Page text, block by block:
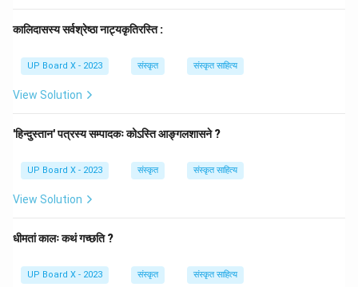
कालिदासस्य सर्वश्रेष्ठा नाट्यकृतिरस्ति :
UP Board X - 2023 संस्कृत संस्कृत साहित्य
View Solution
'हिन्दुस्तान' पत्रस्य सम्पादकः कोऽस्ति आङ्गलशासने ?
UP Board X - 2023 संस्कृत संस्कृत साहित्य
View Solution
धीमतां कालः कथं गच्छति ?
UP Board X - 2023 संस्कृत संस्कृत साहित्य